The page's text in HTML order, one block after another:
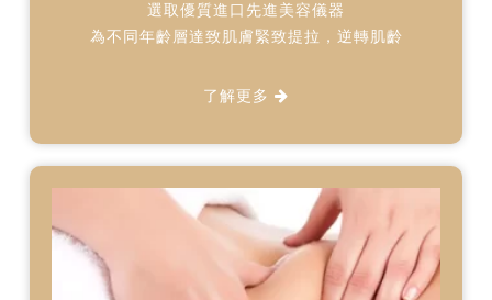
選取優質進口先進美容儀器
為不同年齡層達致肌膚緊致提拉，逆轉肌齡
了解更多